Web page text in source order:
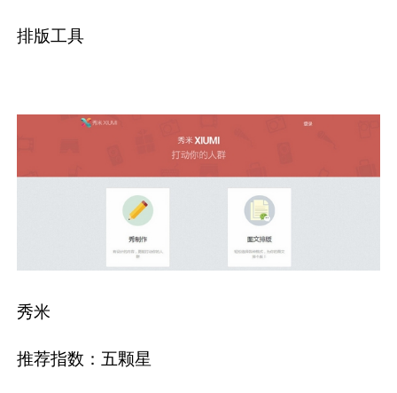
排版工具
秀米
推荐指数：五颗星